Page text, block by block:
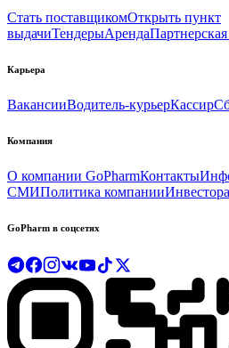
Стать поставщикомОткрыть пункт
выдачиТендерыАренда
Карьера
ВакансииВодитель-курьерКассир
Компания
О компании GoPharmКонтакты
СМИПолитика компании
GoPharm в соцсетях